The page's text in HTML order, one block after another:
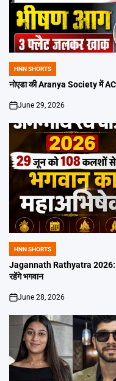
POSTED
IN
HNN SHORTS
नोएडा की Aranya Society में
on
June 29, 2026
POSTED
IN
HNN SHORTS
Jagannath Rathyatra 2026: 29
रहेंगे भगवान
on
June 28, 2026